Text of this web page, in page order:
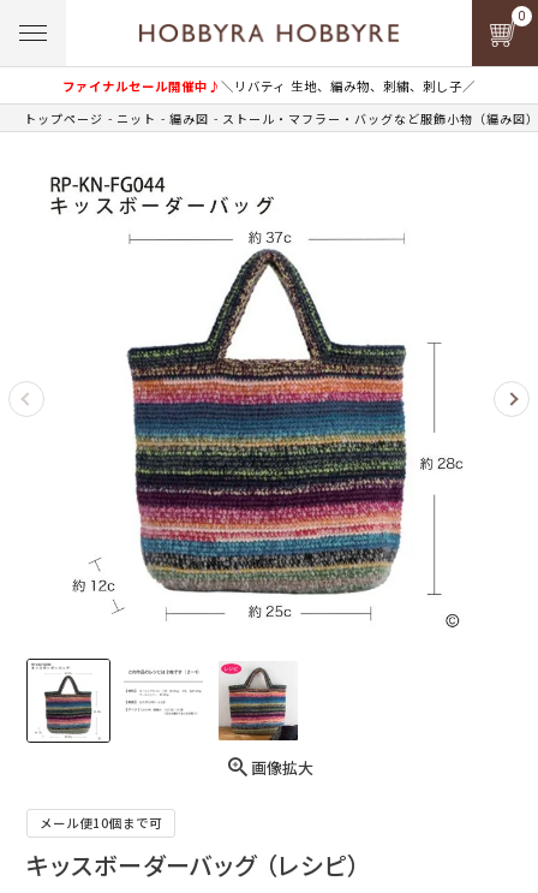
ファイナルセール開催中♪＼リバティ 生地、編み物、刺繍、刺し子／
0
トップページ ニット 編み図 ストール・マフラー・バッグなど服飾小物（編み図）
画像拡大
メール便10個まで可
キッスボーダーバッグ （レシピ）